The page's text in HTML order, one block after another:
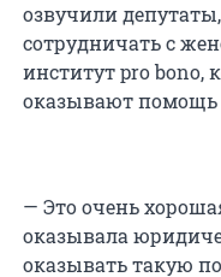
озвучили
сотрудничать с
институт pro bono,
оказывают помощь
— Это очень
оказывала
оказывать такую